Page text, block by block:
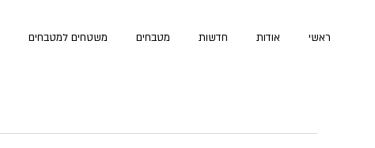
ראשי אודות חדשות מטבחים משטחים למטבחים